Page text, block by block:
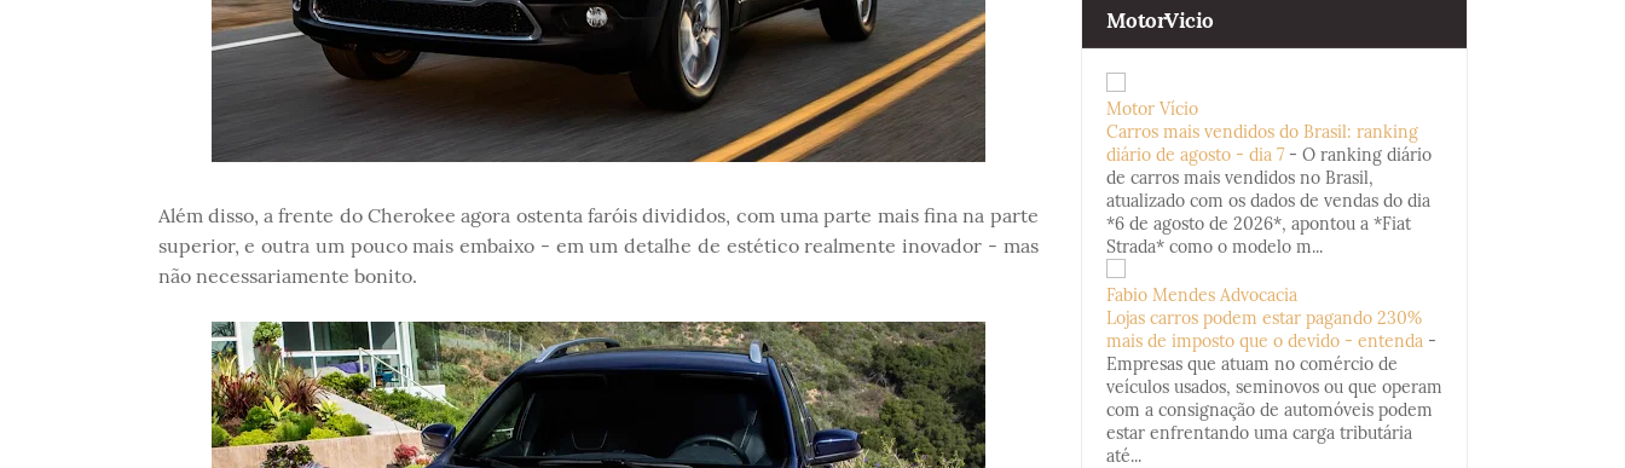
Além disso, a frente do Cherokee agora ostenta faróis divididos, com uma parte mais fina na parte
superior, e outra um pouco mais embaixo - em um detalhe de estético realmente inovador - mas
não necessariamente bonito.
MotorVicio
Motor Vício
Carros mais vendidos do Brasil: ranking
diário de agosto - dia 7 - O ranking diário
de carros mais vendidos no Brasil,
atualizado com os dados de vendas do dia
*6 de agosto de 2026*, apontou a *Fiat
Strada* como o modelo m...
Fabio Mendes Advocacia
Lojas carros podem estar pagando 230%
mais de imposto que o devido - entenda -
Empresas que atuam no comércio de
veículos usados, seminovos ou que operam
com a consignação de automóveis podem
estar enfrentando uma carga tributária
até...